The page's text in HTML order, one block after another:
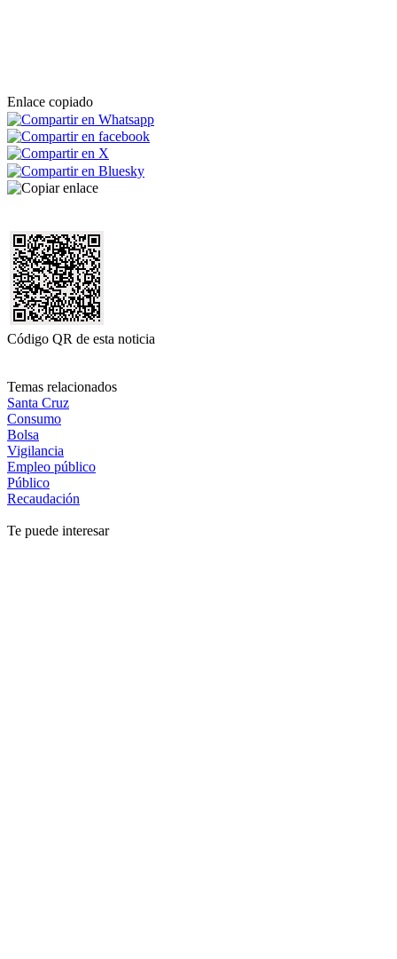
Enlace copiado
Código QR de esta noticia
Temas relacionados
Santa Cruz
Consumo
Bolsa
Vigilancia
Empleo público
Público
Recaudación
Te puede interesar